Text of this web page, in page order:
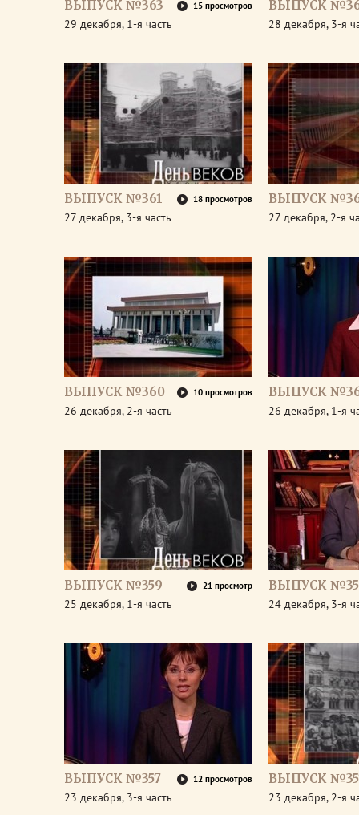
ВЫПУСК №363 15 просмотров
29 декабря, 1-я часть
ВЫПУСК
28 декабря, 3-я
ВЫПУСК №361 18 просмотров
27 декабря, 3-я часть
ВЫПУСК
27 декабря, 2-я
ВЫПУСК №360 10 просмотров
26 декабря, 2-я часть
ВЫПУСК
26 декабря, 1-я
ВЫПУСК №359 21 просмотр
25 декабря, 1-я часть
ВЫПУСК
24 декабря, 3-я
ВЫПУСК №357 12 просмотров
23 декабря, 3-я часть
ВЫПУСК
23 декабря, 2-я